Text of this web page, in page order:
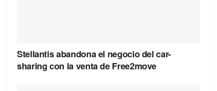
Stellantis abandona el negocio del car-
sharing con la venta de Free2move